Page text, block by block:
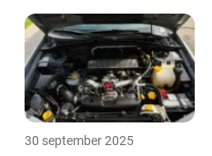
30 september 2025